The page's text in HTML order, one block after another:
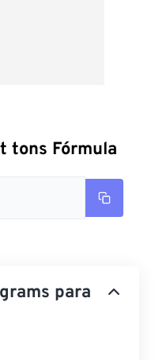
tons Fórmula
para